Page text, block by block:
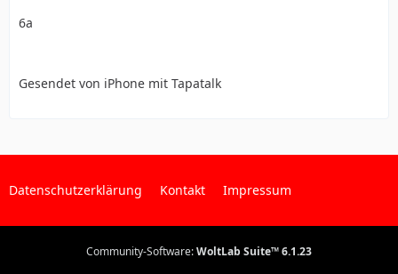
6a
Gesendet von iPhone mit Tapatalk
Datenschutzerklärung Kontakt Impressum
Community-Software:WoltLab Suite™ 6.1.23